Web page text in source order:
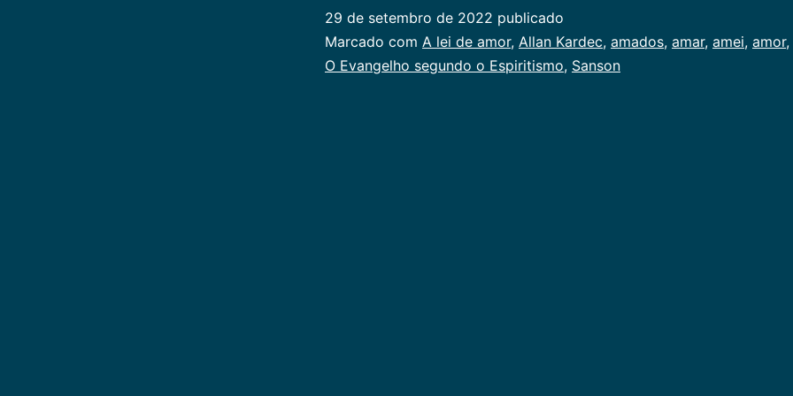
amor
29 de setembro de 2022 publicado
Categorizado
como
Marcado com A lei de amor, Allan Kardec, amados, amar, amei, amor,
O Evangelho segundo o Espiritismo, Sanson